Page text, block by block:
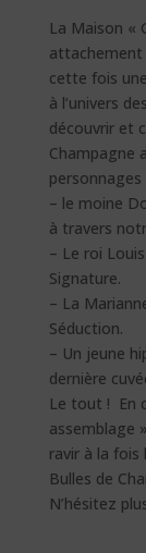
La Maison «
attachement
cette fois
à l’univers
découvrir et
Champagne
personnages
– le moine
à travers
– Le roi
Signature.
– La
Séduction.
– Un jeune
dernière
Le tout ! En
assemblage
ravir à la fois
Bulles de
N’hésitez